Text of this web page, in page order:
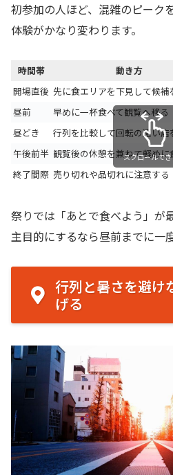
初参加の人ほど、混雑のピーク
体験がかなり変わります。
時間帯 動き方
開場直後 先に食エリアを下見して候補
昼前
早めに一杯食べて観覧へ移る
昼どき
行列を比較して回転の速い店
午後前半 観覧後の休憩を兼ねて軽めに
終了間際 売り切れや品切れに注意する
スクロールで
祭りでは「あとで食べよう」が
主目的にするなら昼前までに一
行列と暑さを避け
げる